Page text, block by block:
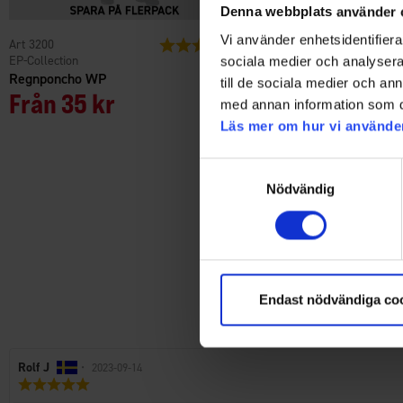
Denna webbplats använder
Vi använder
sociala medier och
till de sociala medier och
med annan information som
Läs mer om hur vi
Nödvändig
Endast nödvändiga
Regnponcho WP
EP-Collection
3200
Från35 kr
Betyg: 4.1 utav 5 stjärnor
Fritidsbyxa Trekking
High Mountain
6400
299 kr 499 kr
Recensionsförfattare:
Rolf J • Recensionsdatum:
2023-09-14